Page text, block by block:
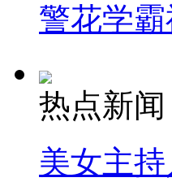
警花学
热点新闻
美女主